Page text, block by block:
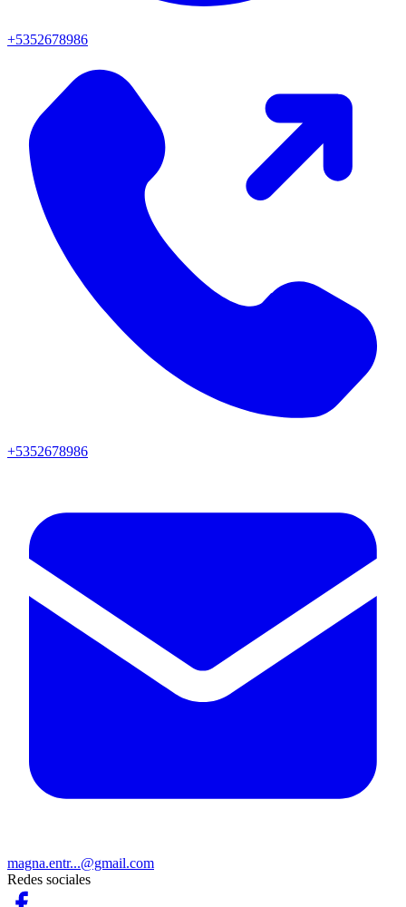
+5352678986
+5352678986
magna.entr...@gmail.com
Redes sociales